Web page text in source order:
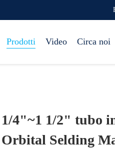
Prodotti Video Circa noi
1/4"~1 1/2" tubo
Orbital Selding